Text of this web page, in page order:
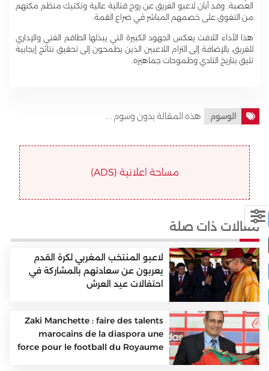
العصبة. وقد أبان لاعبو الفريق عن روح قتالية عالية وتكتيك منظم مكنهم
من التفوق على خصمهم المباشر في صراع القمة.
هذا الأداء اللافت يعكس الجهود الكبيرة التي يبذلها الطاقم الفني والإداري
للفريق، بالإضافة إلى التزام اللاعبين الذين يطمحون إلى تحقيق نتائج إيجابية
تليق بتاريخ النادي وطموحات جماهيره.
الوسوم هذه المقالة بدون وسوم . .
مساحة اعلانية (ADS)
مقالات ذات صلة
لاعبو المنتخب المغربي لكرة القدم
يعربون عن سعادتهم بالمشاركة في
احتفالات عيد العرش
Zaki Manchette : faire des talents
marocains de la diaspora une
force pour le football du Royaume